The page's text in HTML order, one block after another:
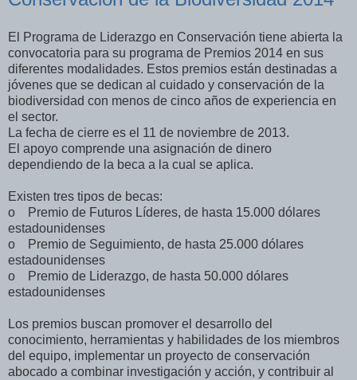
El Programa de Liderazgo en Conservación tiene abierta la
convocatoria para su programa de Premios 2014 en sus
diferentes modalidades. Estos premios están destinadas a
jóvenes que se dedican al cuidado y conservación de la
biodiversidad con menos de cinco años de experiencia en
el sector.
La fecha de cierre es el 11 de noviembre de 2013.
El apoyo comprende una asignación de dinero
dependiendo de la beca a la cual se aplica.
Existen tres tipos de becas:
o Premio de Futuros Líderes, de hasta 15.000 dólares
estadounidenses
o Premio de Seguimiento, de hasta 25.000 dólares
estadounidenses
o Premio de Liderazgo, de hasta 50.000 dólares
estadounidenses
Los premios buscan promover el desarrollo del
conocimiento, herramientas y habilidades de los miembros
del equipo, implementar un proyecto de conservación
abocado a combinar investigación y acción, y contribuir al